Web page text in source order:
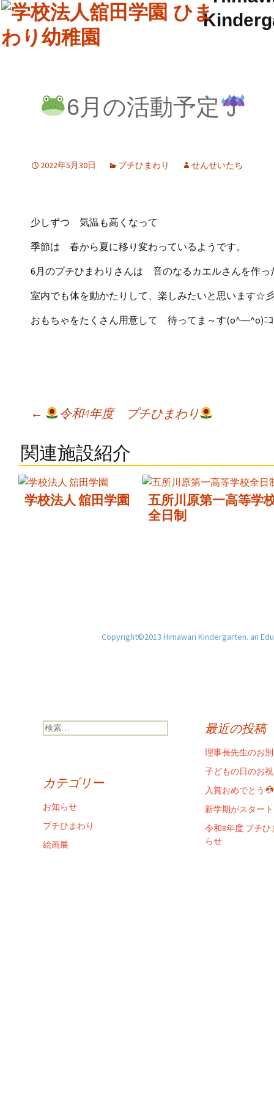
6月の活動予定
2022年5月30日 プチひまわり せんせいたち
少しずつ 気温も高くなって
季節は 春から夏に移り変わっているようです。
6月のプチひまわりさんは 音のなるカエルさんを作っ
室内でも体を動かたりして、楽しみたいと思います☆
おもちゃをたくさん用意して 待ってま～す(o^―^o)ﾆｺ
Post
← 令和4年度 プチひまわり
関連施設紹介
学校法人 舘田学園
五所川原第一高等学
全日制
Copyright©2013 Himawari Kindergarten. an
検
索:
最近の投稿
理事長先生のお
子どもの日のお
入賞おめでとう
新学期がスター
令和8年度 プチ
らせ
カテゴリー
お知らせ
プチひまわり
絵画展